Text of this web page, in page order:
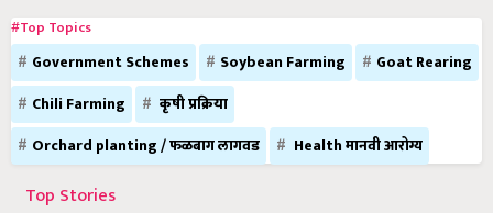
#Top Topics
Government Schemes Soybean Farming
Goat Rearing
Chili Farming
कृषी प्रक्रिया
Orchard planting / फळबाग लागवड
Health मानवी आरोग्य
Top Stories